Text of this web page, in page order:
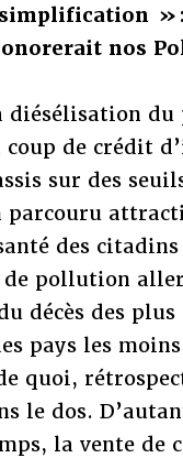
»
nos
diésélisation du
de crédit
sur des
parcouru
des citadins
pollution
décès des
pays les
quoi,
le dos.
la vente de